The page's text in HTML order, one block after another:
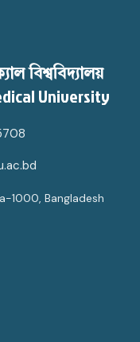
বিশ্ববিদ্যালয়
University
1000, Bangladesh